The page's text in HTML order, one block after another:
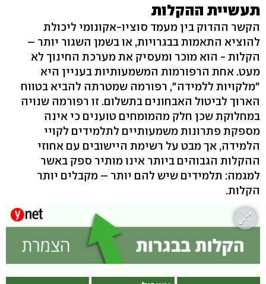
תעשיית ההקלות
הקשר ההדוק בין מעמד סוציו-אקונומי ליכולת
להוציא התאמות בבגרויות, או בשמן השגור יותר –
הקלות - הוא מוכר ומעסיק את מערכת החינוך לא
מעט. אחת הרפורמות המשמעותיות בעניין היא
"מלקויות ללמידה", רפורמה שמטרתה להביא בטווח
הארוך לביטול האבחונים בתשלום. זו רפורמה שנויה
במחלוקת שכן חלק מהמומחים טוענים כי אינה
מספקת פתרונות משמעותיים לתלמידים לקויי
הלמידה, אך מבט על רשימת היישובים עם אחוזי
ההקלות הגבוהים ביותר אינו מותיר ספק באשר
למגמה: תלמידים שיש להם יותר – מקבלים יותר
הקלות.